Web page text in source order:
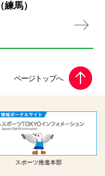
馬）
スポーツ推進本部